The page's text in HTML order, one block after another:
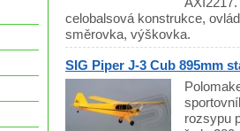
celobalsová konstrukce,
směrovka, výškovka.
SIG Piper J-3 Cub 895mm
rozsypu